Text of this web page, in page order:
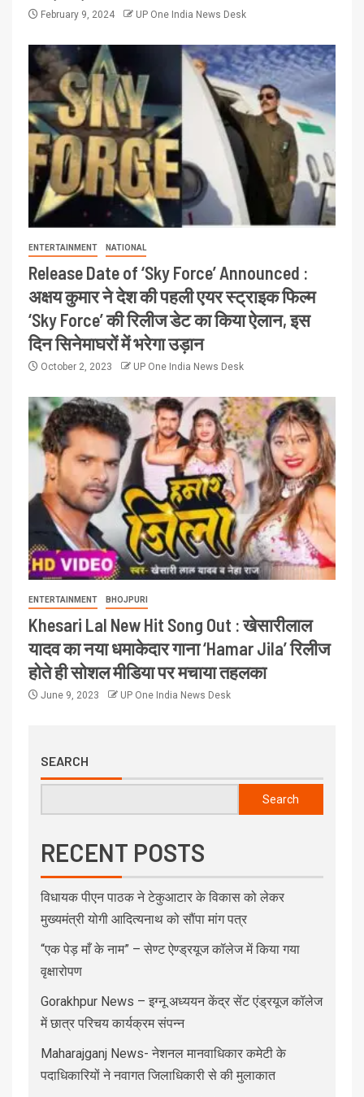
February 9, 2024 UP One India News Desk
ENTERTAINMENT NATIONAL
Release Date of ‘Sky Force’ Announced :
अक्षय कुमार ने देश की पहली एयर स्ट्राइक फिल्म
‘Sky Force’ की रिलीज डेट का किया ऐलान, इस
दिन सिनेमाघरों में भरेगा उड़ान
October 2, 2023 UP One India News Desk
ENTERTAINMENT BHOJPURI
Khesari Lal New Hit Song Out : खेसारीलाल
यादव का नया धमाकेदार गाना ‘Hamar Jila’ रिलीज
होते ही सोशल मीडिया पर मचाया तहलका
June 9, 2023 UP One India News Desk
SEARCH
Search
RECENT POSTS
विधायक पीएन पाठक ने टेकुआटार के विकास को लेकर
मुख्यमंत्री योगी आदित्यनाथ को सौंपा मांग पत्र
“एक पेड़ माँ के नाम” – सेण्ट ऐण्ड्रयूज कॉलेज में किया गया
वृक्षारोपण
Gorakhpur News – इग्नू अध्ययन केंद्र सेंट एंड्रयूज कॉलेज
में छात्र परिचय कार्यक्रम संपन्न
Maharajganj News- नेशनल मानवाधिकार कमेटी के
पदाधिकारियों ने नवागत जिलाधिकारी से की मुलाकात